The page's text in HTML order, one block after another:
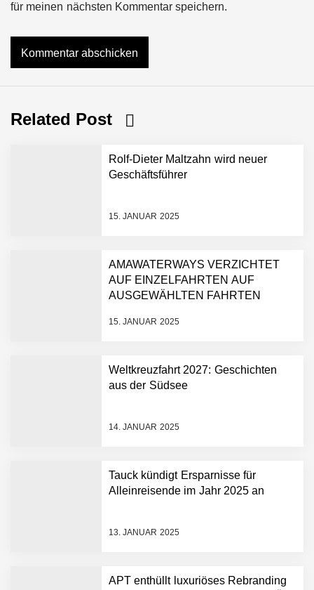
für meinen nächsten Kommentar speichern.
Related Post
Rolf-Dieter Maltzahn wird neuer
Geschäftsführer
15. JANUAR 2025
AMAWATERWAYS VERZICHTET
AUF EINZELFAHRTEN AUF
AUSGEWÄHLTEN FAHRTEN
15. JANUAR 2025
Weltkreuzfahrt 2027: Geschichten
aus der Südsee
14. JANUAR 2025
Tauck kündigt Ersparnisse für
Alleinreisende im Jahr 2025 an
13. JANUAR 2025
APT enthüllt luxuriöses Rebranding